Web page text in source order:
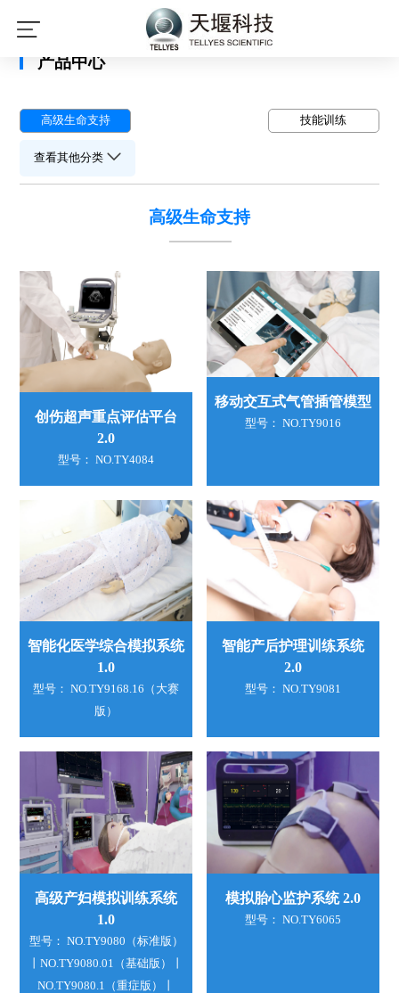
产品中心
高级生命支持 技能训练
查看其他分类
高级生命支持
创伤超声重点评估平台
2.0
型号： NO.TY4084
移动交互式气管插管模型
型号： NO.TY9016
智能化医学综合模拟系统
1.0
型号： NO.TY9168.16（大赛
版）
智能产后护理训练系统
2.0
型号： NO.TY9081
高级产妇模拟训练系统
1.0
型号： NO.TY9080（标准版）
丨NO.TY9080.01（基础版）丨
NO.TY9080.1（重症版）丨
模拟胎心监护系统 2.0
型号： NO.TY6065